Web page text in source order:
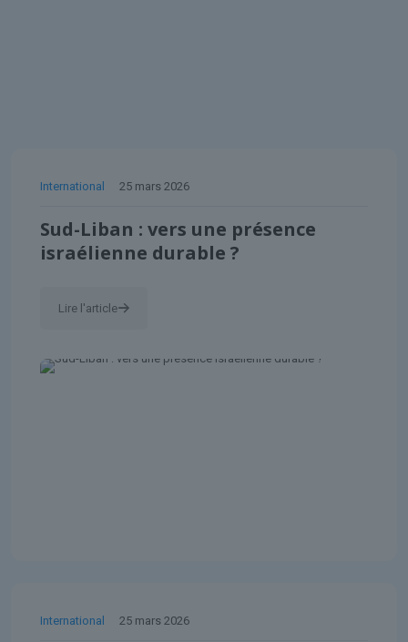
International 25 mars 2026
Sud-Liban : vers une présence
israélienne durable ?
Lire l'article
International 25 mars 2026